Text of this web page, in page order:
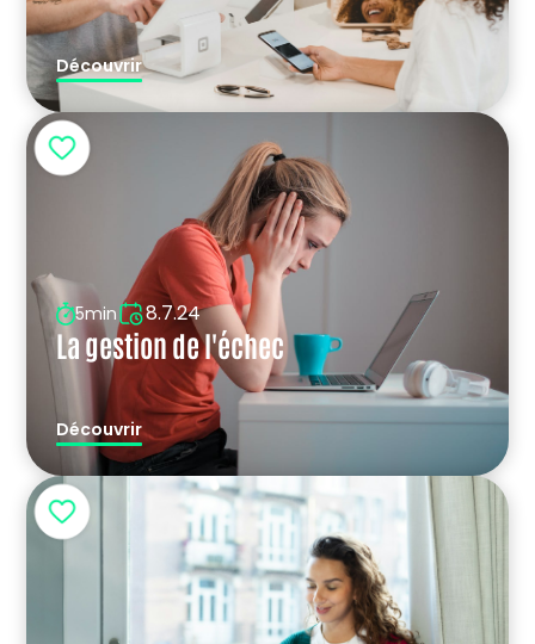
Découvrir
5min 8.7.24
La gestion de l'échec
Découvrir